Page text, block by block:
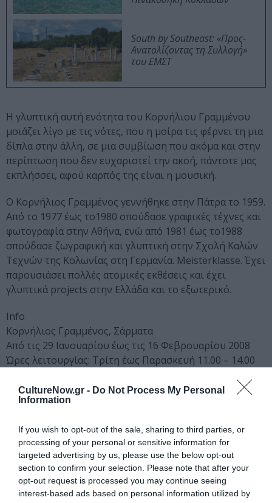
CultureNow.gr - Do Not Process My Personal
Information
If you wish to opt-out of the sale, sharing to third parties, or
processing of your personal or sensitive information for
targeted advertising by us, please use the below opt-out
section to confirm your selection. Please note that after your
opt-out request is processed you may continue seeing
interest-based ads based on personal information utilized by
South by Southeast: «Προς-
Ανατολίζοντας τη Συλλογή»
του ΕΜΣΤ
Η γλυπτική αυτή ενότητα του Κορνήλιου Γραμμένου
μοιάζει λίγο με τις νότες, που η μοίρα τις φέρνει τη μια
δίπλα στην άλλη, σε μια συμβίωση που ακόμα και στην
περίπτωση που δεν ευχαριστεί την ακοή, πάντοτε μας
εκπλήσσει, αφού καρπός της είναι η μουσική.
Ο Κορνήλιος Γραμμένος γεννήθηκε στην Πάτρα το 1959.
Από το 1977 έως το1980 σπούδασε γραφικές τέχνες και
φωτογραφία στην Αθήνα, ενώ από 1981 έως το1988
σπούδασε ζωγραφική και γλυπτική στην Σχολή Καλών
Τεχνών της Κολωνίας στη Γερμανία. Meisterklasse. Έχει
παρουσιάσει πολλές ατομικές εκθέσεις και έχει
γλυπτικά projects στην Ελλάδα και το εξωτερικό.
Info
Κορνήλιος Γραμμένος, Σάρματα
Από τις 29 Ιανουαρίου έως τις 16 Φεβρουαρίου 2008
Ώρες λειτουργίας: Τρίτη έως Παρασκευή 11.00 – 14.00
Σάββατο: 11.00 – 14.00
Κυριακή και Δευτέρα κλειστά.
Αθήνα
Τηλ.: 210 3607598, Fax: 210 3607546
info@ekfrasi-art.gr
Ακολουθήστε το Culturenow.gr στοGoogle Newsκαι